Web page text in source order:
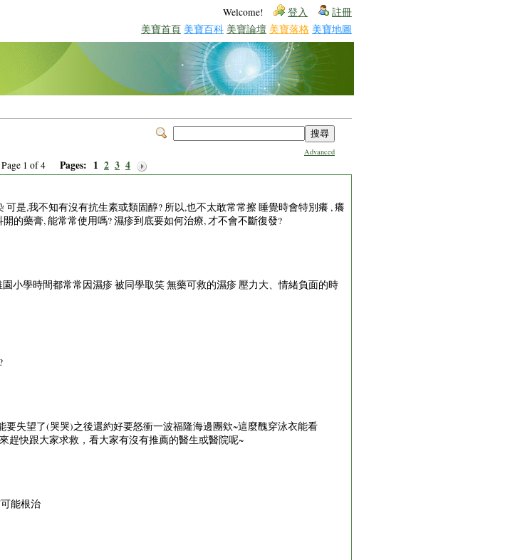
Welcome! 登入 註冊
美寶首頁 美寶百科 美寶論壇 美寶落格 美寶地圖
Advanced
Page 1 of 4 Pages: 1 2 3 4
是,我不知有沒有抗生素或類固醇? 所以,也不太敢常常擦 睡覺時會特別癢 , 癢
的藥膏, 能常常使用嗎? 濕疹到底要如何治療, 才不會不斷復發?
小學時間都常常因濕疹 被同學取笑 無藥可救的濕疹 壓力大、情緒負面的時
失望了(哭哭)之後還約好要怒衝一波福隆海邊團欸~這麼醜穿泳衣能看
趕快跟大家求救，看大家有沒有推薦的醫生或醫院呢~
能根治